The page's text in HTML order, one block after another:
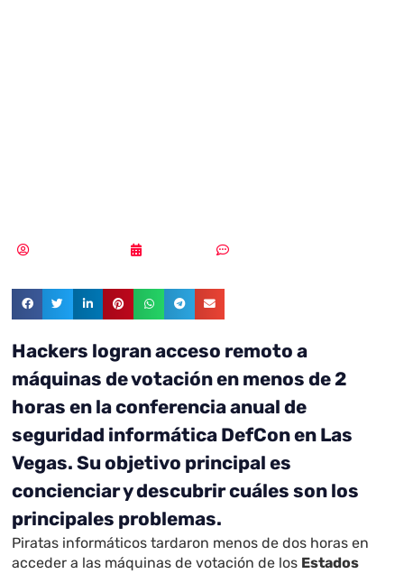
Hackers logran acceso remoto a
máquinas de votación en menos de 2
horas en la conferencia anual de
seguridad informática DefCon en Las
Vegas. Su objetivo principal es
concienciar y descubrir cuáles son los
principales problemas.
Piratas informáticos tardaron menos de dos horas en
acceder a las máquinas de votación de los Estados